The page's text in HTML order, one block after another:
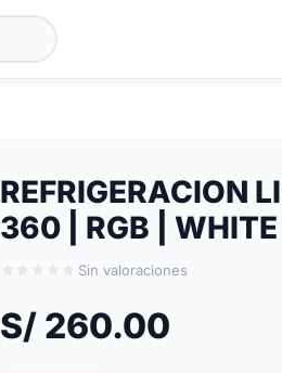
REFRIGERACION
360 | RGB |
Sin valoraciones
S/ 260.00